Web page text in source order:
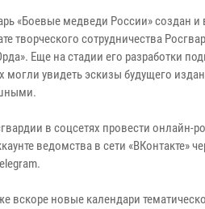
«Боевые медведи России» создан
творческого сотрудничества
Еще на стадии его разработки
могли увидеть эскизы будущего
в соцсетях провести онлайн-
ведомства в сети «ВКонтакте»
новые календари